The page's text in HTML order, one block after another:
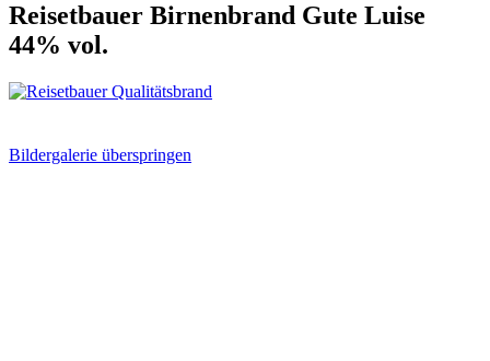
Reisetbauer Birnenbrand Gute Luise
44% vol.
Bildergalerie überspringen